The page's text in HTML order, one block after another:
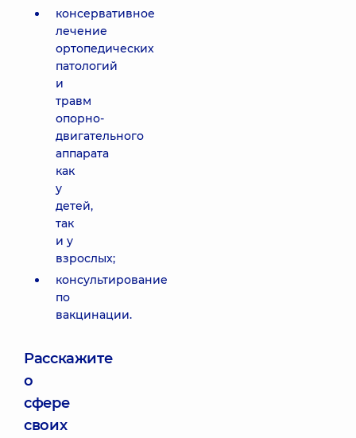
консервативное
лечение
ортопедических
патологий
и
травм
опорно-
двигательного
аппарата
как
у
детей,
так
и у
взрослых;
консультирование
по
вакцинации.
Расскажите
о
сфере
своих